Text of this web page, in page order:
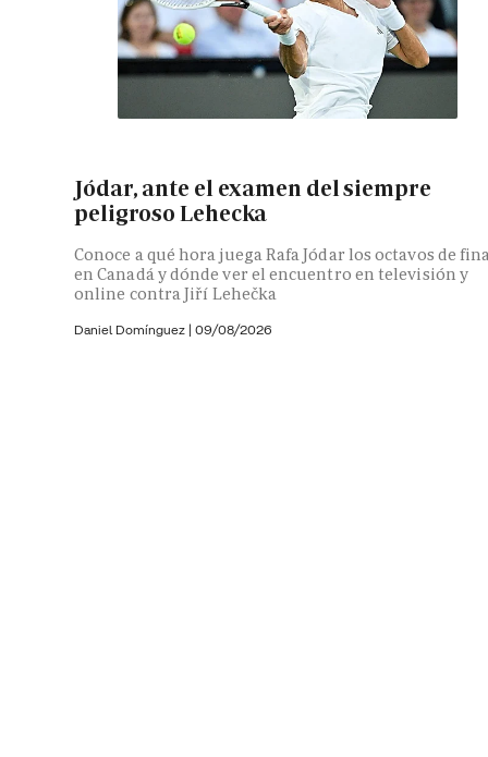
Jódar, ante el examen del siempre
peligroso Lehecka
Conoce a qué hora juega Rafa Jódar los octavos de
en Canadá y dónde ver el encuentro en televisión y
online contra Jiří Lehečka
Daniel Domínguez | 09/08/2026